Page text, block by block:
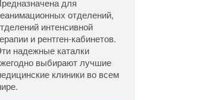
для
отделений,
интенсивной
и рентген-кабинетов.
надежные каталки
выбирают лучшие
клиники во всем